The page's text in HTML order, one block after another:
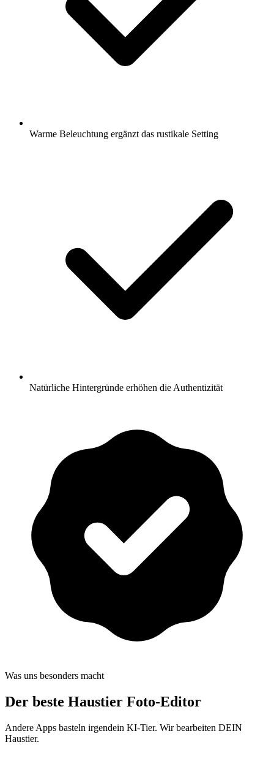
Warme Beleuchtung ergänzt das rustikale Setting
Natürliche Hintergründe erhöhen die Authentizität
Was uns besonders macht
Der beste Haustier Foto-Editor
Andere Apps basteln irgendein KI-Tier. Wir bearbeiten DEIN
Haustier.